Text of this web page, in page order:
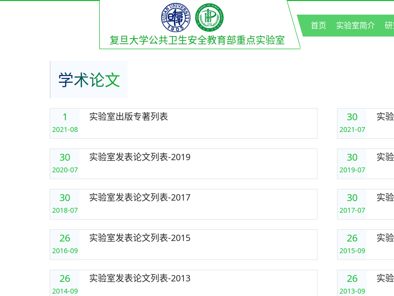
复旦大学公共卫生安全教育部重点实验室
首页 实验室简介
学术论文
1
2021-08
实验室出版专著列表 30
2021-07
实
30
2020-07
实验室发表论文列表-2019 30
2019-07
实
30
2018-07
实验室发表论文列表-2017 30
2017-07
实
26
2016-09
实验室发表论文列表-2015 26
2015-09
实
26
2014-09
实验室发表论文列表-2013 26
2013-09
实